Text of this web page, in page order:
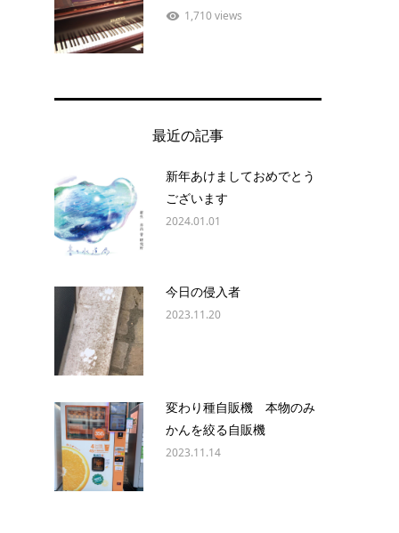
1,710 views
最近の記事
新年あけましておめでとう
ございます
2024.01.01
今日の侵入者
2023.11.20
変わり種自販機 本物のみ
かんを絞る自販機
2023.11.14